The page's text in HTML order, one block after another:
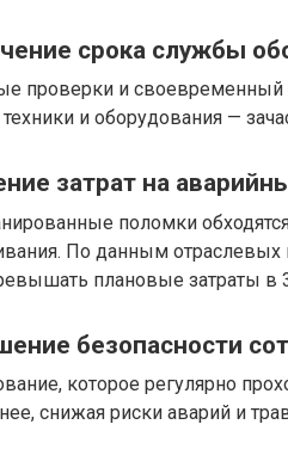
срока службы
проверки и своевременный
и оборудования —
затрат на
поломки
По данным отраслевых
плановые затраты в
безопасности
которое регулярно
снижая риски аварий и